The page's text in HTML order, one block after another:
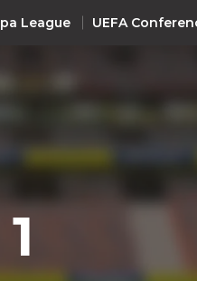
League UEFA
+